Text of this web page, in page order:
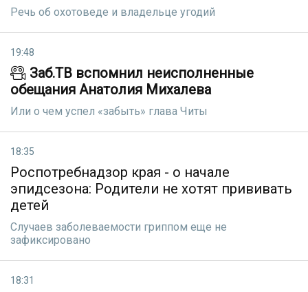
Речь об охотоведе и владельце угодий
19:48
Заб.ТВ вспомнил неисполненные
обещания Анатолия Михалева
Или о чем успел «забыть» глава Читы
18:35
Роспотребнадзор края - о начале
эпидсезона: Родители не хотят прививать
детей
Случаев заболеваемости гриппом еще не
зафиксировано
18:31